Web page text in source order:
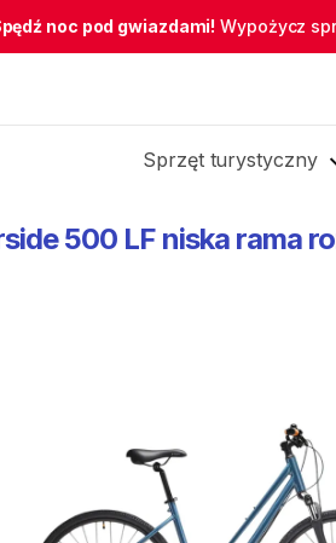
noc pod gwiazdami! Wypożycz
Sprzęt turystyczny
500 LF niska rama